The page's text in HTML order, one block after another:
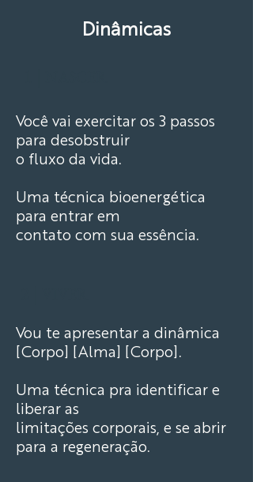
Dinâmicas
Você vai exercitar os 3 passos
para desobstruir
o fluxo da vida.
Uma técnica bioenergética
para entrar em
contato com sua essência.
Vou te apresentar a dinâmica
[Corpo] [Alma] [Corpo].
Uma técnica pra identificar e
liberar as
limitações corporais, e se abrir
para a regeneração.